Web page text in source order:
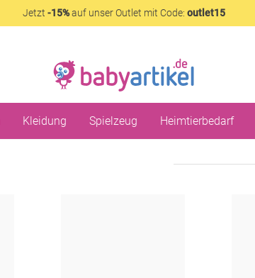
Jetzt -15%auf unser Outlet mit Code: outlet15
Kleidung Spielzeug Heimtierbedarf